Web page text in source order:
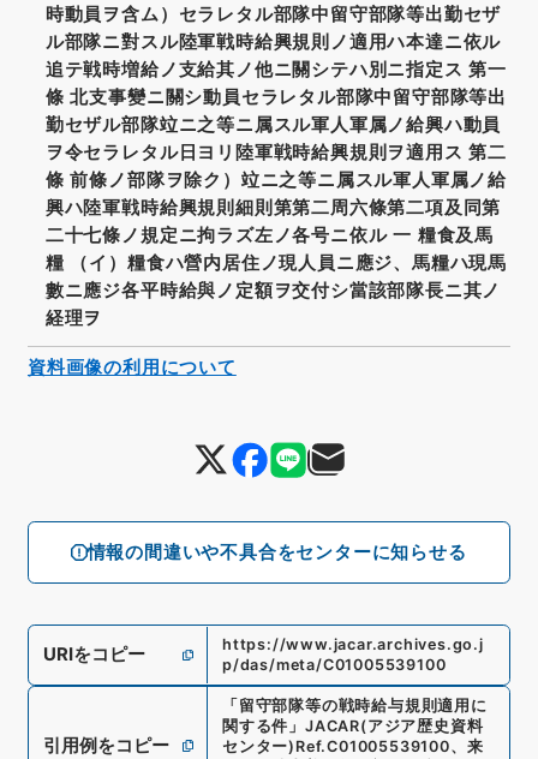
情報の間違いや不具合をセンターに知らせる
時動員ヲ含ム）セラレタル部隊中留守部隊等出勤セザ
ル部隊ニ對スル陸軍戦時給興規則ノ適用ハ本達ニ依ル
追テ戦時増給ノ支給其ノ他ニ關シテハ別ニ指定ス 第一
條 北支事變ニ關シ動員セラレタル部隊中留守部隊等出
勤セザル部隊竝ニ之等ニ属スル軍人軍属ノ給興ハ動員
ヲ令セラレタル日ヨリ陸軍戦時給興規則ヲ適用ス 第二
條 前條ノ部隊ヲ除ク）竝ニ之等ニ属スル軍人軍属ノ給
興ハ陸軍戦時給興規則細則第第二周六條第二項及同第
二十七條ノ規定ニ拘ラズ左ノ各号ニ依ル 一 糧食及馬
糧 （イ）糧食ハ營内居住ノ現人員ニ應ジ、馬糧ハ現馬
數ニ應ジ各平時給與ノ定額ヲ交付シ當該部隊長ニ其ノ
経理ヲ
URIをコピー
https://www.jacar.archives.go.j
p/das/meta/C01005539100
引用例をコピー
「留守部隊等の戦時給与規則適用に
関する件 」 JACAR(アジア歴史資料
センター) Ref.C01005539100、 来
資料画像の利用について